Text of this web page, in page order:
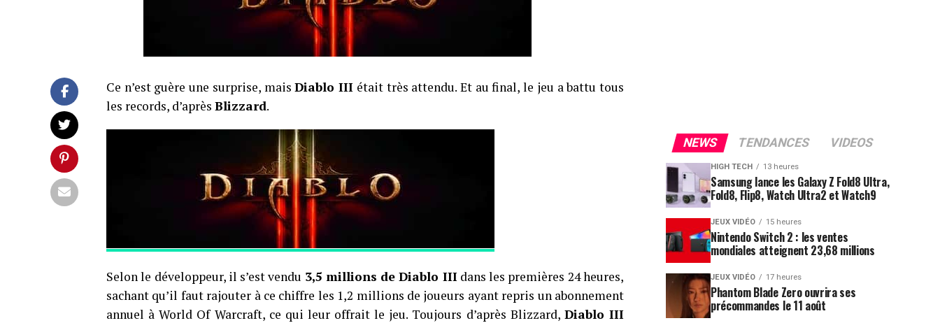
Ce n’est guère une surprise, maisDiablo III était très attendu. Et au final, le jeu a battu tous
les records, d’après Blizzard.
Selon le développeur, il s’est vendu 3,5 millions de Diablo IIIdans les premières 24 heures,
sachant qu’il faut rajouter à ce chiffre les 1,2 millions de joueurs ayant repris un abonnement
annuel à World Of Warcraft, ce qui leur offrait le jeu. Toujours d’après Blizzard, Diablo III
NEWS TENDANCES VIDEOS
HIGH TECH 13 heures
Samsung lance les Galaxy Z Fold8 Ultra,
Fold8, Flip8, Watch Ultra2 et Watch9
JEUX VIDÉO 15 heures
Nintendo Switch 2 : les ventes
mondiales atteignent 23,68 millions
JEUX VIDÉO 17 heures
Phantom Blade Zero ouvrira ses
précommandes le 11 août